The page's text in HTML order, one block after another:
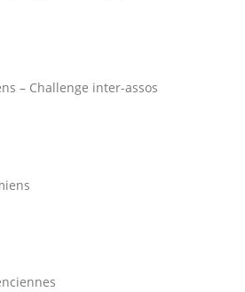
– Challenge inter-assos